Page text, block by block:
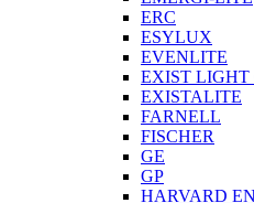
ERC
ESYLUX
EVENLITE
EXIST LIGHT
EXISTALITE
FARNELL
FISCHER
GE
GP
HARVARD